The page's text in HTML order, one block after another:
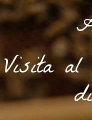
Visita al